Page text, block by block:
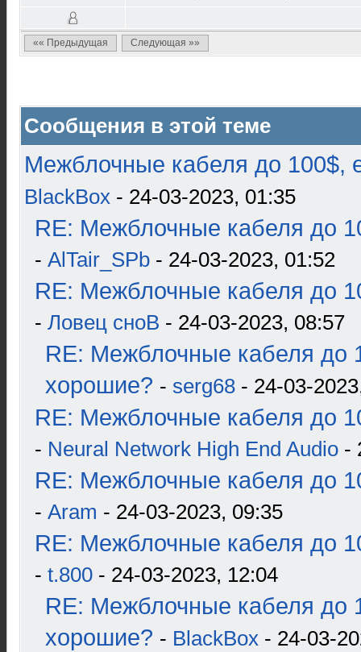
«« Предыдущая Следующая »»
Сообщения в этой теме
Межблочные кабеля до 100$,
BlackBox - 24-03-2023, 01:35
RE: Межблочные кабеля до
- AlTair_SPb - 24-03-2023, 01:52
RE: Межблочные кабеля до
- Ловец сноВ - 24-03-2023, 08:57
RE: Межблочные кабеля до
хорошие? - serg68 - 24-03-
RE: Межблочные кабеля до
- Neural Network High End Audio -
RE: Межблочные кабеля до
- Aram - 24-03-2023, 09:35
RE: Межблочные кабеля до
- t.800 - 24-03-2023, 12:04
RE: Межблочные кабеля до
хорошие? - BlackBox - 24-03-